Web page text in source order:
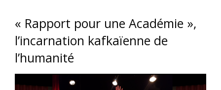
« Rapport pour une Académie »,
l’incarnation kafkaïenne de
l’humanité